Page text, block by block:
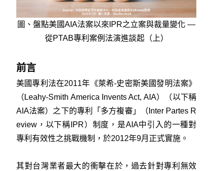
圖、盤點美國AIA法案以來IPR之立案與裁量變化 —
從PTAB專利案例法演進談起（上）
前言
美國專利法在2011年《萊希-史密斯美國發明法案》
（Leahy-Smith America Invents Act, AIA）（以下稱
AIA法案）之下的專利「多方複審」（Inter Partes R
eview，以下稱IPR）制度，是AIA中引入的一種對
專利有效性之挑戰機制，於2012年9月正式實施。
其對台灣業者最大的衝擊在於，過去針對專利無效